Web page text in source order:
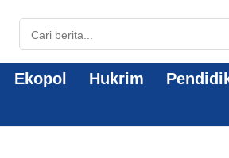
Ekopol Hukrim